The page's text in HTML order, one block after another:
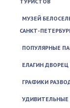
МУЗЕЙ
САНКТ-
ПОПУЛЯРНЫЕ
ЕЛАГИН ДВОРЕЦ
ГРАФИКИ
УДИВИТЕЛЬНЫЕ